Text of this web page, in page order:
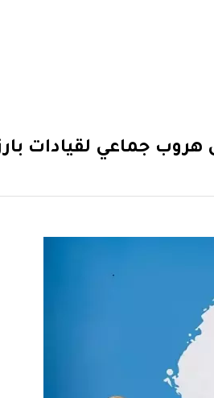
جماعي لقيادات